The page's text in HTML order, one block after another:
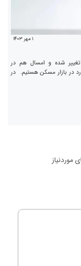
۱ مهر ۱۴۰۳
شده و امسال هم در
در بازار مسکن هستیم. در